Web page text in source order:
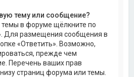
тему или сообщение?
в форуме щёлкните по
Для размещения сообщения в
«Ответить». Возможно,
прежде чем
Перечень ваших прав
страниц форума или темы.